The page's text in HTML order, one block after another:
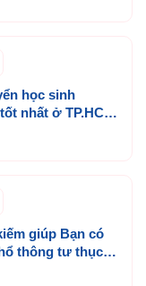
học sinh
nhất ở TP.HCM
giúp Bạn có
thông tư thục